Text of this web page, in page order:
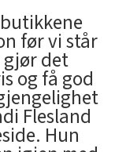
før vi står
gjør det
og få god
Flesland
Hun